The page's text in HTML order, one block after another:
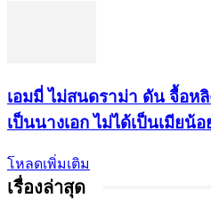
เอมมี่ ไม่สนดราม่า ดัน จื้อห
เป็นนางเอก ไม่ได้เป็นเมียน้อ
โหลดเพิ่มเติม
เรื่องล่าสุด